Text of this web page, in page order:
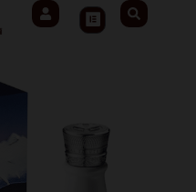
User
Cart
Search